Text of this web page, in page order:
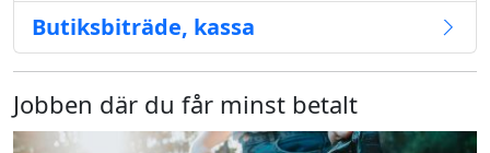
Butiksbiträde, kassa
Jobben där du får minst betalt